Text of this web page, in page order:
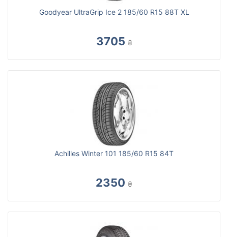
Goodyear UltraGrip Ice 2 185/60 R15 88T XL
3705 ₴
Achilles Winter 101 185/60 R15 84T
2350 ₴